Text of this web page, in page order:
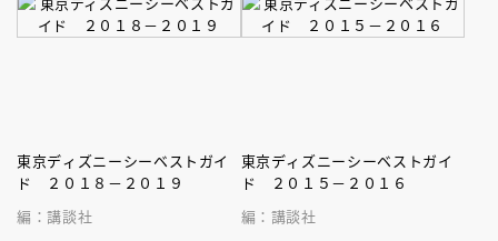
最新版！
最新版！
東京ディズニーシーベストガイ
ド ２０１８－２０１９
編：講談社
東京ディズニーシーベストガイ
ド ２０１５－２０１６
編：講談社